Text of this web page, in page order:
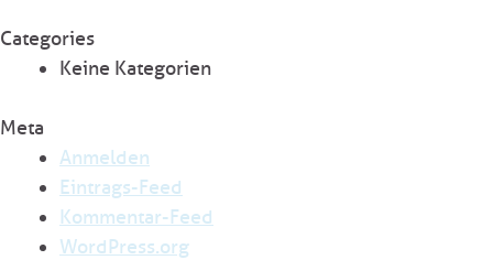
Categories
Keine Kategorien
Meta
Anmelden
Eintrags-Feed
Kommentar-Feed
WordPress.org